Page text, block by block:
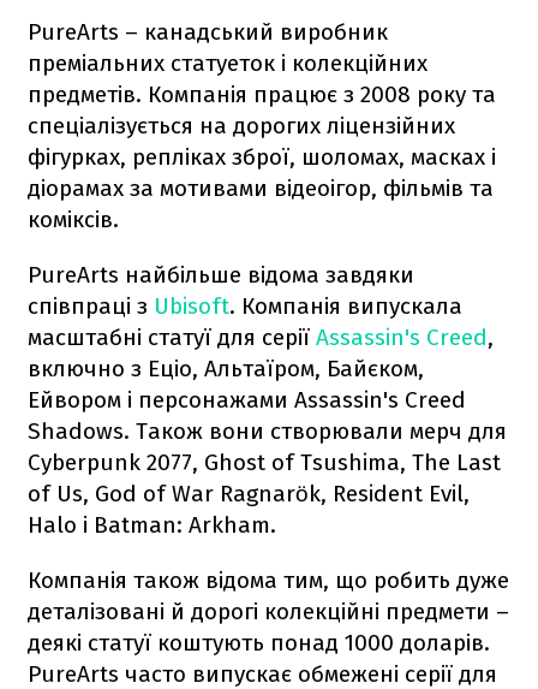
PureArts – канадський виробник
преміальних статуеток і колекційних
предметів. Компанія працює з 2008 року та
спеціалізується на дорогих ліцензійних
фігурках, репліках зброї, шоломах, масках і
діорамах за мотивами відеоігор, фільмів та
коміксів.
PureArts найбільше відома завдяки
співпраці з Ubisoft. Компанія випускала
масштабні статуї для серії Assassin's Creed,
включно з Еціо, Альтаїром, Байєком,
Ейвором і персонажами Assassin's Creed
Shadows. Також вони створювали мерч для
Cyberpunk 2077, Ghost of Tsushima, The Last
of Us, God of War Ragnarök, Resident Evil,
Halo і Batman: Arkham.
Компанія також відома тим, що робить дуже
деталізовані й дорогі колекційні предмети –
деякі статуї коштують понад 1000 доларів.
PureArts часто випускає обмежені серії для